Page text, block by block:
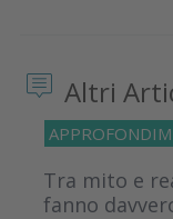
Altri
Tra mito e
fanno